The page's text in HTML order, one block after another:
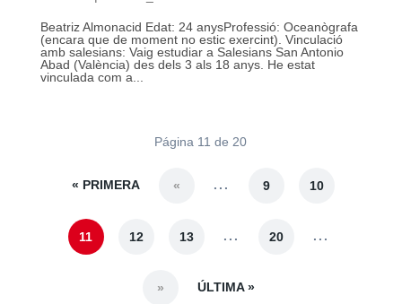
Beatriz Almonacid Edat: 24 anysProfessió: Oceanògrafa
(encara que de moment no estic exercint). Vinculació
amb salesians: Vaig estudiar a Salesians San Antonio
Abad (València) des dels 3 als 18 anys. He estat
vinculada com a...
Página 11 de 20
« PRIMERA « ... 9 10
11 12 13 ... 20 ...
» ÚLTIMA »